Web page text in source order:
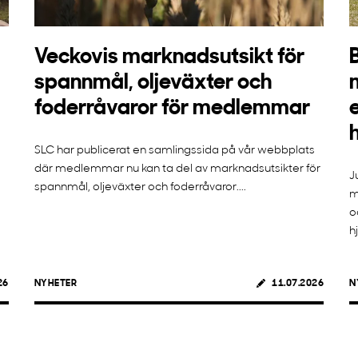
Veckovis marknadsutsikt för
spannmål, oljeväxter och
foderråvaror för medlemmar
SLC har publicerat en samlingssida på vår webbplats
där medlemmar nu kan ta del av marknadsutsikter för
spannmål, oljeväxter och foderråvaror....
NYHETER 11.07.2026